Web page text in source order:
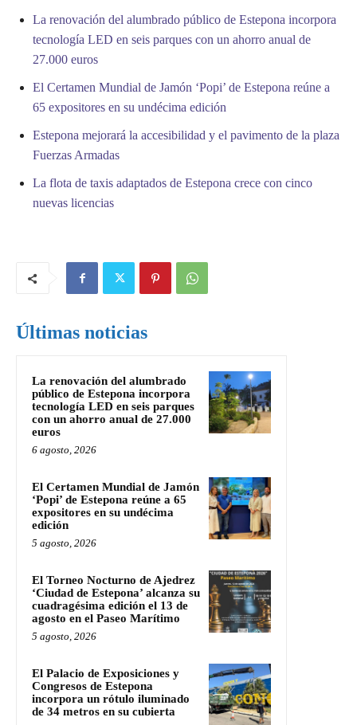
La renovación del alumbrado público de Estepona incorpora
tecnología LED en seis parques con un ahorro anual de
27.000 euros
El Certamen Mundial de Jamón ‘Popi’ de Estepona reúne a
65 expositores en su undécima edición
Estepona mejorará la accesibilidad y el pavimento de la plaza
Fuerzas Armadas
La flota de taxis adaptados de Estepona crece con cinco
nuevas licencias
Últimas noticias
La renovación del alumbrado
público de Estepona incorpora
tecnología LED en seis parques
con un ahorro anual de 27.000
euros
6 agosto, 2026
El Certamen Mundial de Jamón
‘Popi’ de Estepona reúne a 65
expositores en su undécima
edición
5 agosto, 2026
El Torneo Nocturno de Ajedrez
‘Ciudad de Estepona’ alcanza su
cuadragésima edición el 13 de
agosto en el Paseo Marítimo
5 agosto, 2026
El Palacio de Exposiciones y
Congresos de Estepona
incorpora un rótulo iluminado
de 34 metros en su cubierta